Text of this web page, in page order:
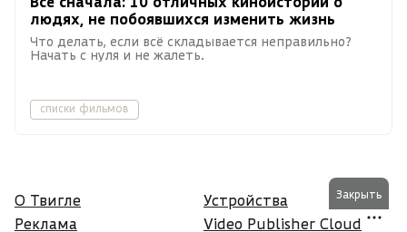
людях, не побоявшихся изменить жизнь
Что делать, если всё складывается неправильно?
Начать с нуля и не жалеть.
списки фильмов
Закрыть
О Твигле
Устройства
Реклама
Video Publisher Cloud